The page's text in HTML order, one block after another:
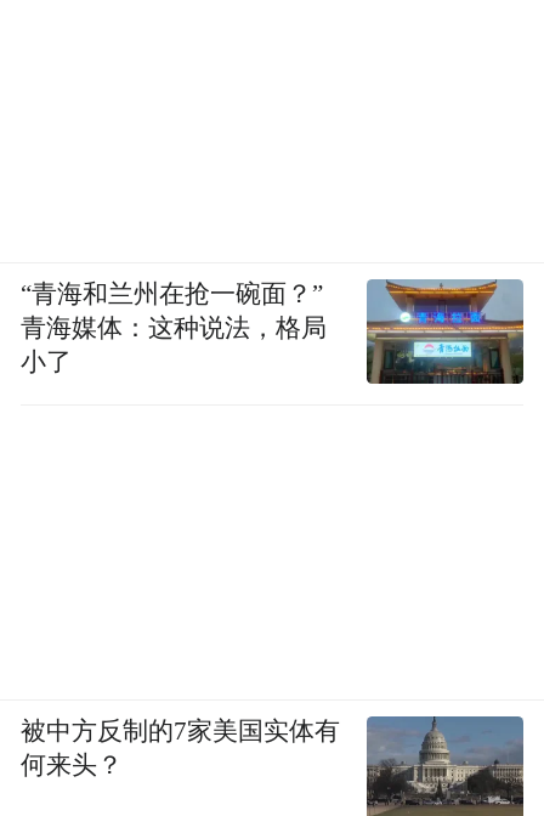
“青海和兰州在抢一碗面？”
青海媒体：这种说法，格局
小了
被中方反制的7家美国实体有
何来头？